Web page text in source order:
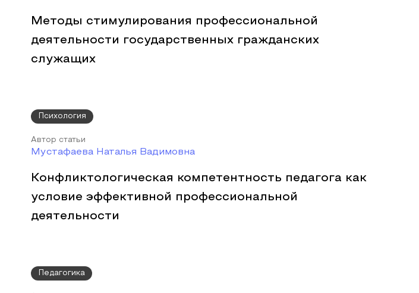
Методы стимулирования профессиональной
деятельности государственных гражданских
служащих
Психология
Автор статьи
Мустафаева Наталья Вадимовна
Конфликтологическая компетентность педагога как
условие эффективной профессиональной
деятельности
Педагогика